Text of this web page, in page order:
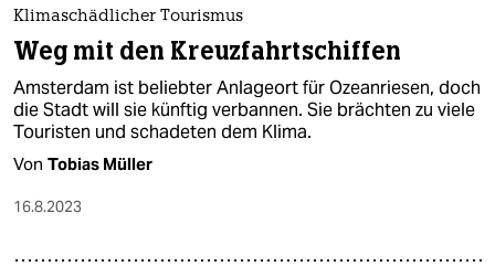
Klimaschädlicher Tourismus
Weg mit den Kreuzfahrtschiffen
Amsterdam ist beliebter Anlageort für Ozeanriesen, doch
die Stadt will sie künftig verbannen. Sie brächten zu viele
Touristen und schadeten dem Klima.
Von Tobias Müller
16.8.2023